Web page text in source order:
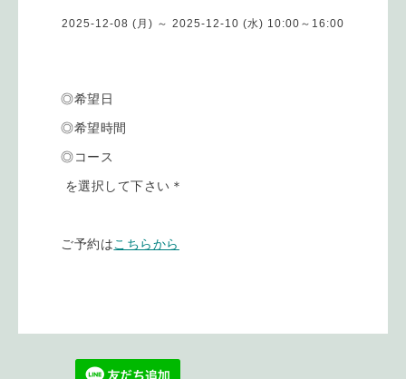
2025-12-08 (月) ～ 2025-12-10 (水) 10:00～16:00
◎希望日
◎希望時間
◎コース
を選択して下さい＊
ご予約はこちらから